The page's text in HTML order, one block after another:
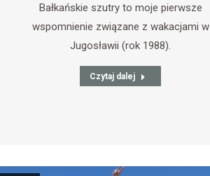
Bałkańskie szutry to moje pierwsze
wspomnienie związane z wakacjami w
Jugosławii (rok 1988).
Czytaj dalej